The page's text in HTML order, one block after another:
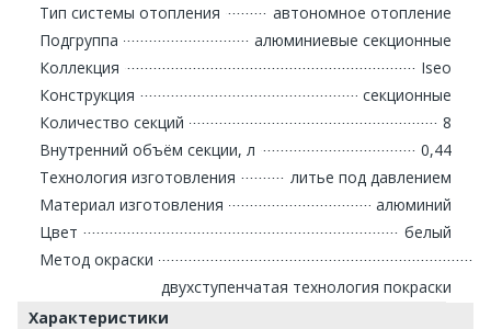
Тип системы отопления
автономное отопление
Подгруппа
алюминиевые секционные
Коллекция
Iseo
Конструкция
секционные
Количество секций
8
Внутренний объём секции, л
0,44
Технология изготовления
литье под давлением
Материал изготовления
алюминий
Цвет
белый
Метод окраски
двухступенчатая технология покраски
Характеристики